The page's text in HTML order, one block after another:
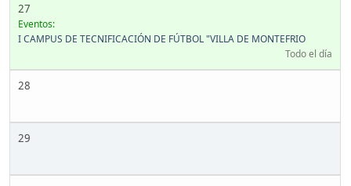
27
Eventos:
I CAMPUS DE TECNIFICACIÓN DE FÚTBOL "VILLA DE MONTEFRIO
Todo el día
28
29